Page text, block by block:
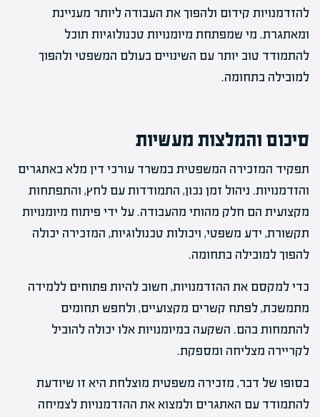
להזדמנויות קידום ולהפוך את העבודה ליותר מעניינת
ומאתגרת. מי שמפתחת מיומנויות טכנולוגיות תוכל
להתמודד טוב יותר עם השינויים בעולם המשפטי ולהפוך
למובילה בתחומה.
סיכום והמלצות מעשיות
תפקיד המזכירה המשפטית במשרד עורכי דין מלא באתגרים
והזדמנויות. ניהול זמן נכון, התמודדות עם לחץ, והתפתחות
מקצועית הם חלק מהותי מהעבודה. על ידי פיתוח מיומנויות
תקשורת, ידע משפטי, ויכולות טכנולוגיות, המזכירה יכולה
להפוך למובילה בתחומה.
כדי למקסם את ההזדמנויות, חשוב להיות פתוחים ללמידה
מתמשכת, לפתח קשרים מקצועיים, ולחפש תחומים
להתמחות בהם. השקעה במיומנויות אלו יכולה להוביל
לקריירה מצליחה ומספקת.
בסופו של דבר, מזכירה משפטית מוצלחת היא זו שיודעת
להתמודד עם האתגרים ולמצוא את ההזדמנויות לצמיחה